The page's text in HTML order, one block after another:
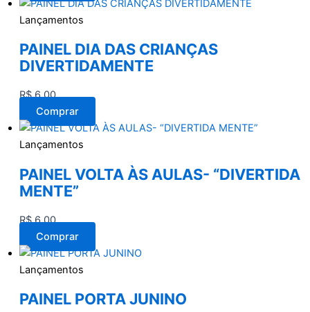
Lançamentos
PAINEL DIA DAS CRIANÇAS
DIVERTIDAMENTE
R$6,00
Comprar
Lançamentos
PAINEL VOLTA ÀS AULAS- “DIVERTIDA
MENTE”
R$6,00
Comprar
Lançamentos
PAINEL PORTA JUNINO